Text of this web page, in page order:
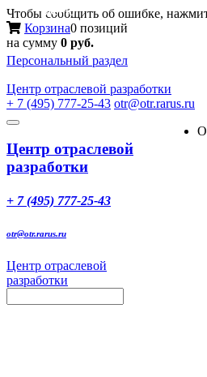
Чтобы сообщить об ошибке,
Корзина0 позиций
на сумму 0 руб.
Персональный раздел
Центр отраслевой разработки
+ 7 (495) 777-25-43 otr@otr.rarus.ru
Toggle
Меню
Центр отраслевой
разработки
+ 7 (495) 777-25-43
otr@otr.rarus.ru
Центр отраслевой
разработки
О